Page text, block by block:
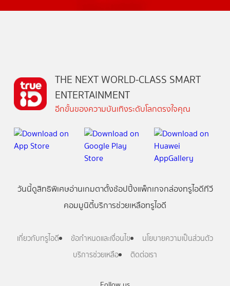
THE NEXT WORLD-CLASS SMART
ENTERTAINMENT
อีกขั้นของความบันเทิงระดับโลกตรงใจคุณ
วันนี้ดูสิทธิพิเศษอ่านเกมตาตั้งช้อปปิ้งแพ็กเกจกล่องทรูไอดีทีวี
คอมมูนิตี้บริการช่วยเหลือทรูไอดี
เกี่ยวกับทรูไอดี ข้อกำหนดและเงื่อนไข
นโยบายความเป็นส่วนตัว
บริการช่วยเหลือ
ติดต่อเรา